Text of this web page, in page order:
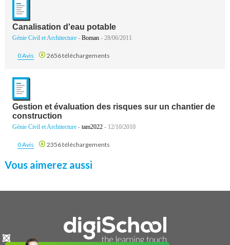
Canalisation d'eau potable
Génie Civil et Architecture - Boman- 28/06/2011
0 Avis 2656 téléchargements
Gestion et évaluation des risques sur un chantier de
construction
Génie Civil et Architecture - tam2022- 12/10/2010
0 Avis 2356 téléchargements
Vous aimerez aussi